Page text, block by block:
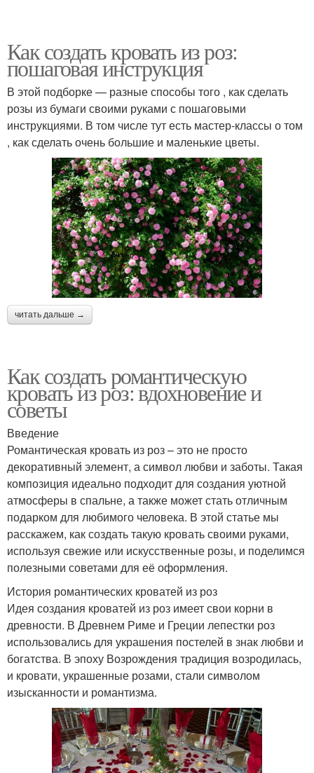
Как создать кровать из роз:
пошаговая инструкция
В этой подборке — разные способы того , как сделать
розы из бумаги своими руками с пошаговыми
инструкциями. В том числе тут есть мастер-классы о том
, как сделать очень большие и маленькие цветы.
читать дальше →
Как создать романтическую
кровать из роз: вдохновение и
советы
Введение
Романтическая кровать из роз – это не просто
декоративный элемент, а символ любви и заботы. Такая
композиция идеально подходит для создания уютной
атмосферы в спальне, а также может стать отличным
подарком для любимого человека. В этой статье мы
расскажем, как создать такую кровать своими руками,
используя свежие или искусственные розы, и поделимся
полезными советами для её оформления.
История романтических кроватей из роз
Идея создания кроватей из роз имеет свои корни в
древности. В Древнем Риме и Греции лепестки роз
использовались для украшения постелей в знак любви и
богатства. В эпоху Возрождения традиция возродилась,
и кровати, украшенные розами, стали символом
изысканности и романтизма.